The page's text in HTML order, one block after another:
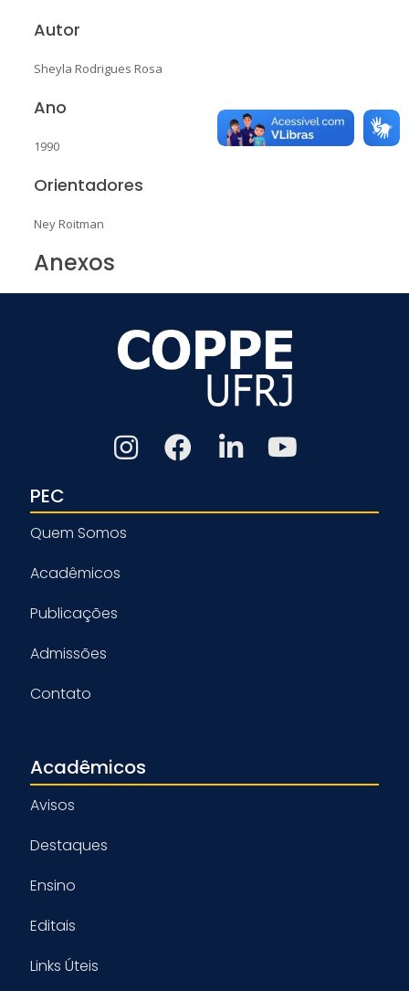
Autor
Sheyla Rodrigues Rosa
Ano
1990
Orientadores
Ney Roitman
Anexos
PEC
Quem Somos
Acadêmicos
Publicações
Admissões
Contato
Acadêmicos
Avisos
Destaques
Ensino
Editais
Links Úteis